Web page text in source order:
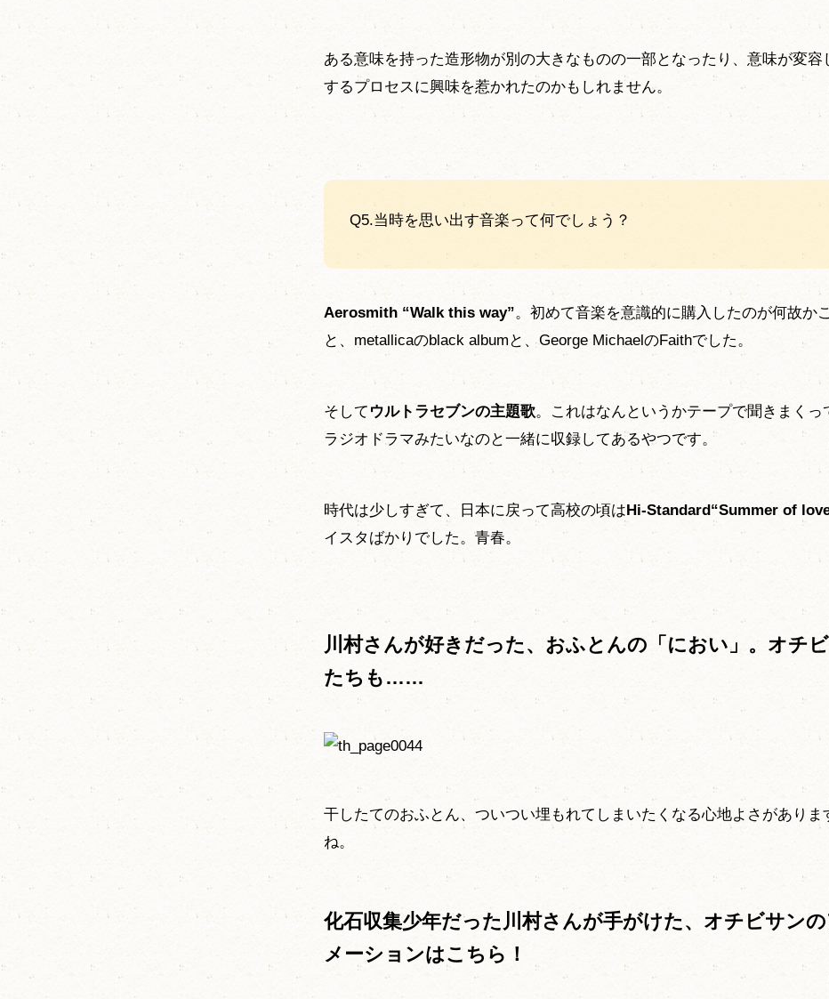
ある意味を持った造形物が別の大きなものの一部となったり、意味が変容
するプロセスに興味を惹かれたのかもしれません。
Q5.当時を思い出す音楽って何でしょう？
Aerosmith “Walk this way”。初めて音楽を意識的に購入したのが何故か
と、metallicaのblack albumと、George MichaelのFaithでした。
そして ウルトラセブンの主題歌。これはなんというかテープで聞きまくっ
ラジオドラマみたいなのと一緒に収録してあるやつです。
時代は少しすぎて、日本に戻って高校の頃は Hi-Standard“Summer of
イスタばかりでした。青春。
川村さんが好きだった、おふとんの「におい」。オチ
たちも……
干したてのおふとん、ついつい埋もれてしまいたくなる心地よさがありま
ね。
化石収集少年だった川村さんが手がけた、オチビサン
メーションはこちら！